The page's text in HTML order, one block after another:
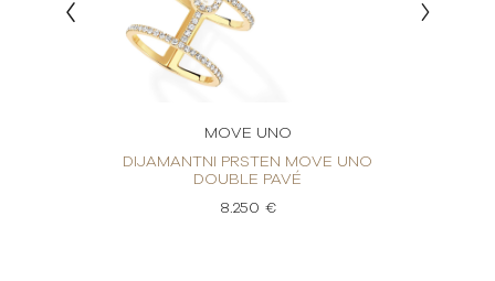
MOVE UNO
DIJAMANTNI PRSTEN MOVE UNO
DOUBLE PAVÉ
8.250 €